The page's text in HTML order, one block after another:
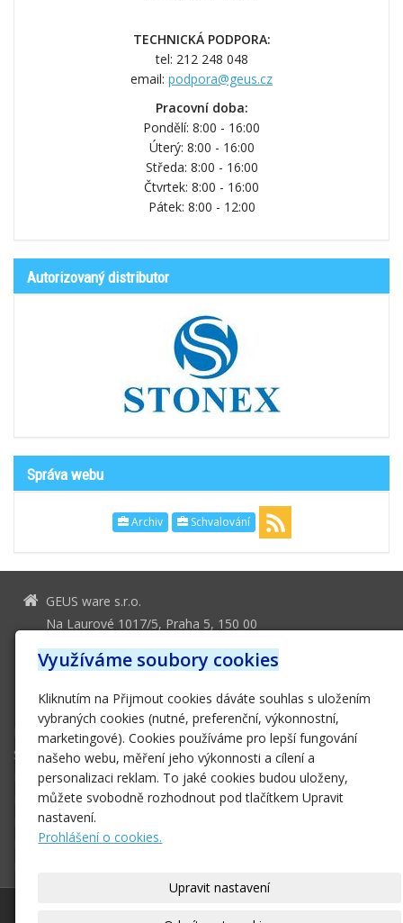
TECHNICKÁ PODPORA:
tel: 212 248 048
email: podpora@geus.cz
Pracovní doba:
Pondělí: 8:00 - 16:00
Úterý: 8:00 - 16:00
Středa: 8:00 - 16:00
Čtvrtek: 8:00 - 16:00
Pátek: 8:00 - 12:00
Autorizovaný distributor
Správa webu
Archiv Schvalování
GEUS ware s.r.o.
Na Laurové 1017/5, Praha 5, 150 00
geus@geus.cz
251 552 161
Domů
Software
Hardware
E-SHOP
Podpora
Ke stažení
GEUS ware s.r.o. Mapa webu
Využíváme soubory cookies
Kliknutím na Přijmout cookies dáváte souhlas s uložením
vybraných cookies (nutné, preferenční, výkonnostní,
marketingové). Cookies používáme pro lepší fungování
našeho webu, měření jeho výkonnosti a cílení a
personalizaci reklam. To jaké cookies budou uloženy,
můžete svobodně rozhodnout pod tlačítkem Upravit
nastavení.
Prohlášení o cookies.
Upravit nastavení